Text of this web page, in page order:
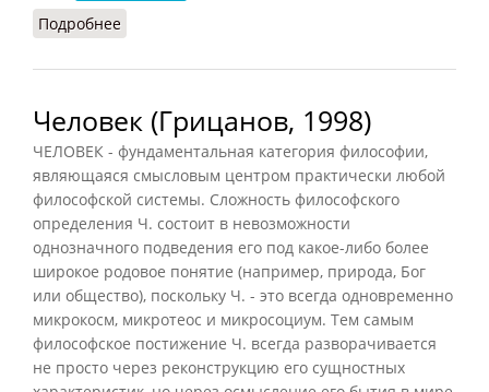
Подробнее
Человек (Грицанов, 1998)
ЧЕЛОВЕК - фундаментальная категория философии,
являющаяся смысловым центром практически любой
философской системы. Сложность философского
определения Ч. состоит в невозможности
однозначного подведения его под какое-либо более
широкое родовое понятие (например, природа, Бог
или общество), поскольку Ч. - это всегда одновременно
микрокосм, микротеос и микросоциум. Тем самым
философское постижение Ч. всегда разворачивается
не просто через реконструкцию его сущностных